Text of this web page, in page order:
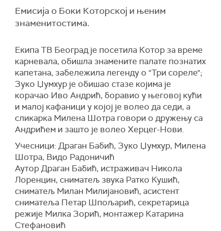
Емисија о Боки Которској и њеним
знаменитостима.
Екипа ТВ Београд је посетила Котор за време
карневала, обишла знамените палате познатих
капетана, забележила легенду о "Три сореле";
Зуко Џумхур је обишао стазе којима је
корачао Иво Андрић, боравио у његовој кући
и малој кафаници у којој је волео да седи, а
сликарка Милена Шотра говори о дружењу са
Андрићем и зашто је волео Херцег-Нови.
Учесници: Драган Бабић, Зуко Џумхур, Милена
Шотра, Видо Радоничић
Аутор Драган Бабић, истраживач Никола
Лоренцин, сниматељ звука Ратко Кушић,
сниматељ Милан Милијановић, асистент
сниматеља Петар Шпољарић, секретарица
режије Милка Зорић, монтажер Катарина
Стефановић